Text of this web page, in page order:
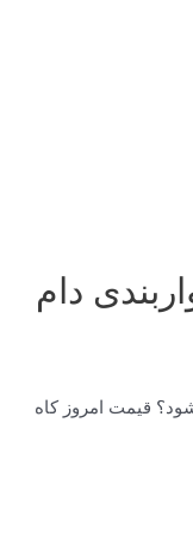
دام
قیمت امروز کاه